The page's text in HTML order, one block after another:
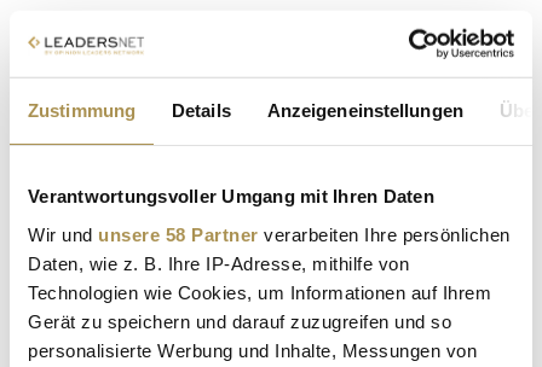
Zustimmung Details Anzeigeneinstellungen
Verantwortungsvoller Umgang mit Ihren Daten
Wir und unsere 58 Partner verarbeiten Ihre persönlichen
Daten, wie z. B. Ihre IP-Adresse, mithilfe von
Technologien wie Cookies, um Informationen auf Ihrem
Gerät zu speichern und darauf zuzugreifen und so
personalisierte Werbung und Inhalte, Messungen von